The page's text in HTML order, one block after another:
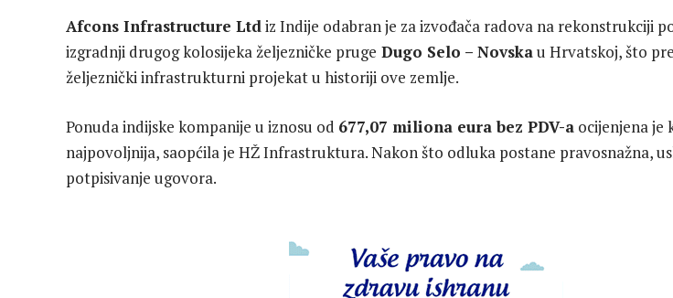
Afcons Infrastructure Ltdiz Indije odabran je za izvođača radova na rekonstrukciji
izgradnji drugog kolosijeka željezničke pruge Dugo Selo – Novskau Hrvatskoj, što
željeznički infrastrukturni projekat u historiji ove zemlje.
Ponuda indijske kompanije u iznosu od 677,07 miliona eura bez PDV-a ocijenjena je
najpovoljnija, saopćila je HŽ Infrastruktura. Nakon što odluka postane pravosnažna,
potpisivanje ugovora.